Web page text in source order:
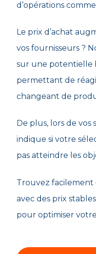
d’opérations
Le prix d’achat
vos fournisseurs ?
sur une potentielle
permettant de
changeant de
De plus, lors de
indique si votre
pas atteindre les
Trouvez
avec des prix
pour optimiser